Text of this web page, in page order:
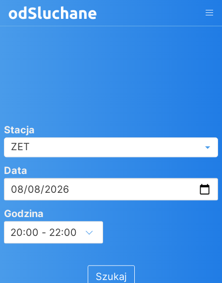
Stacja
ZET
Data
Godzina
Szukaj